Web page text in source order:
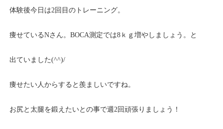
体験後今日は2回目のトレーニング。
痩せているNさん。BOCA測定では8ｋｇ増やしましょう。と
出ていました(^^)/
痩せたい人からすると羨ましいですね。
お尻と太腿を鍛えたいとの事で週2回頑張りましょう！